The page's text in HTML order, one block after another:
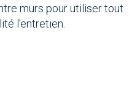
murs pour utiliser tout
l'entretien.